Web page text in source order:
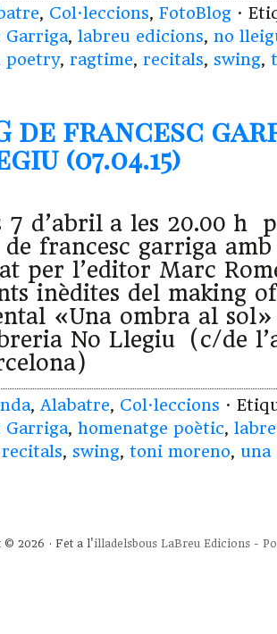
, Col·leccions, FotoBlog ·
Garriga, labreu edicions, no
poetry, ragtime, recitals, swing,
de francesc
(07.04.15)
7 d’abril a les 20.00 h
de francesc garriga
per l’editor Marc
inèdites del making
«Una ombra al
No Llegiu (c/de
, Alabatre, Col·leccions ·
Garriga, homenatge poètic,
recitals, swing, toni moreno, una
© 2026 · Fet a l'illadelsbous LaBreu Edicions -